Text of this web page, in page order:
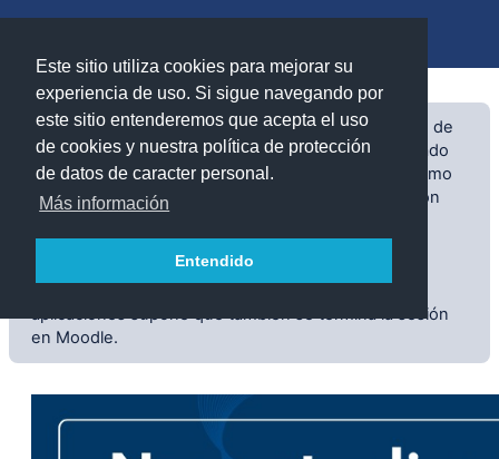
Este sitio utiliza cookies para mejorar su
experiencia de uso. Si sigue navegando por
este sitio entenderemos que acepta el uso
de cookies y nuestra política de protección
de datos de caracter personal.
Más información
Entendido
Panel lateral
Con la identificación en su cuenta de la Universidad de
Zaragoza se autentica una vez y ya estará identificado
en muchas aplicaciones de Unizar que lo utilizan como
biblioteca, identidad, atenea, voto, tarjeta, innovación
contabilidad XXI
aplicaciones supone que también se termina la sesión
en Moodle.